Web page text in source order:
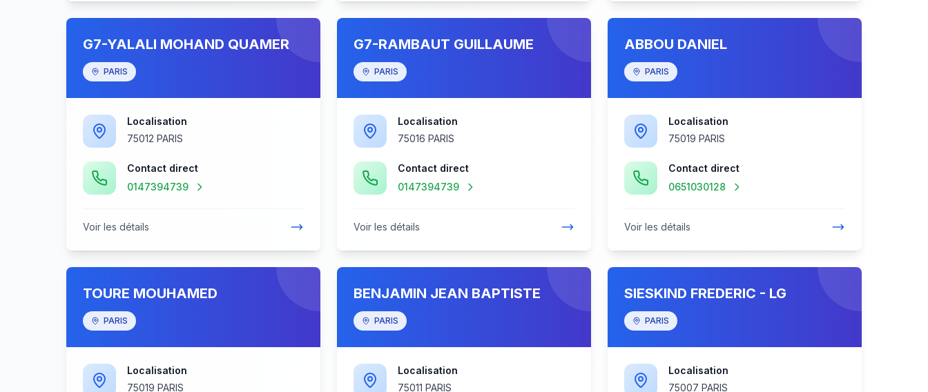
G7-YALALI MOHAND QUAMER
PARIS
Localisation
75012 PARIS
Contact direct
0147394739
Voir les détails
G7-RAMBAUT GUILLAUME
PARIS
Localisation
75016 PARIS
Contact direct
0147394739
Voir les détails
ABBOU DANIEL
PARIS
Localisation
75019 PARIS
Contact direct
0651030128
Voir les détails
TOURE MOUHAMED
PARIS
Localisation
75019 PARIS
BENJAMIN JEAN BAPTISTE
PARIS
Localisation
75011 PARIS
SIESKIND FREDERIC - LG
PARIS
Localisation
75007 PARIS